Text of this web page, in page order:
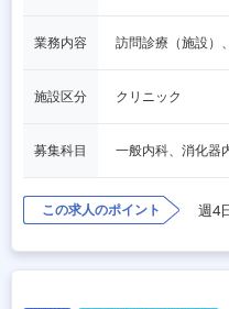
業務内容 訪問診療（施設）
施設区分 クリニック
募集科目
この求人のポイント 週4